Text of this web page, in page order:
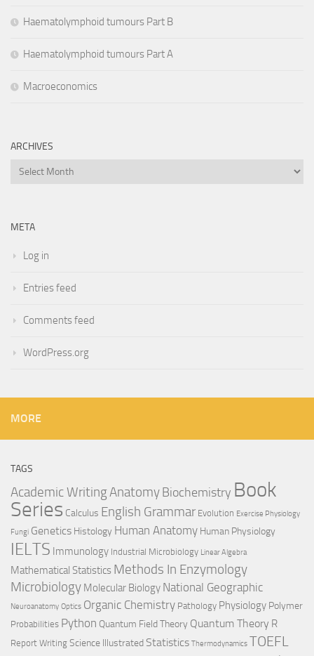
Haematolymphoid tumours Part B
Haematolymphoid tumours Part A
Macroeconomics
ARCHIVES
Archives
META
Log in
Entries feed
Comments feed
WordPress.org
MORE
TAGS
Academic WritingAnatomyBiochemistry Book
Series Calculus English Grammar Evolution Exercise Physiology
Fungi Genetics Histology Human Anatomy Human Physiology
IELTS Immunology Industrial Microbiology Linear Algebra
Mathematical Statistics Methods In Enzymology
Microbiology Molecular Biology National Geographic
Neuroanatomy Optics Organic Chemistry Pathology Physiology Polymer
Probabilities Python Quantum Field Theory Quantum Theory R
Report Writing Science Illustrated Statistics Thermodynamics TOEFL